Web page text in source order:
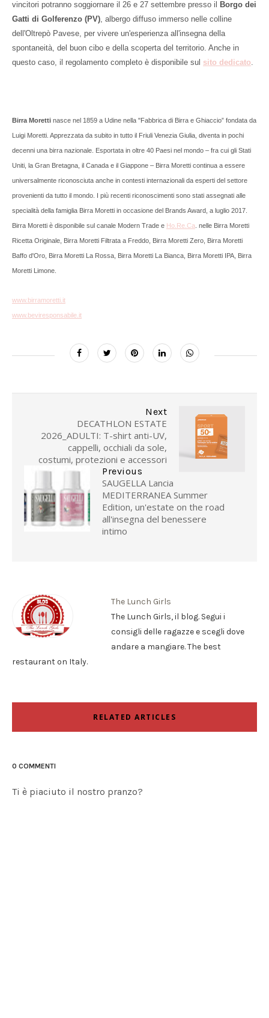
vincitori potranno soggiornare il 26 e 27 settembre presso il
Borgo dei
Gatti di Golferenzo (PV), albergo diffuso immerso nelle colline
dell'Oltrepò Pavese, per vivere un'esperienza all'insegna della
spontaneità, del buon cibo e della scoperta del territorio. Anche in
questo caso, il regolamento completo è disponibile sul sito dedicato.
Birra Moretti nasce nel 1859 a Udine nella "Fabbrica di Birra e Ghiaccio” fondata da
Luigi Moretti. Apprezzata da subito in tutto il Friuli Venezia Giulia, diventa in pochi
decenni una birra nazionale. Esportata in oltre 40 Paesi nel mondo – fra cui gli Stati
Uniti, la Gran Bretagna, il Canada e il Giappone – Birra Moretti continua a essere
universalmente riconosciuta anche in contesti internazionali da esperti del settore
provenienti da tutto il mondo. I più recenti riconoscimenti sono stati assegnati alle
specialità della famiglia Birra Moretti in occasione del Brands Award, a luglio 2017.
Birra Moretti è disponibile sul canale Modern Trade e Ho.Re.Ca . nelle Birra Moretti
Ricetta Originale, Birra Moretti Filtrata a Freddo, Birra Moretti Zero, Birra Moretti
Baffo d'Oro, Birra Moretti La Rossa, Birra Moretti La Bianca, Birra Moretti IPA, Birra
Moretti Limone.
www.birramoretti.it
www.beviresponsabile.it
Next
DECATHLON ESTATE
2026_ADULTI: T-shirt anti-UV,
cappelli, occhiali da sole,
costumi, protezioni e accessori
Previous
SAUGELLA Lancia
MEDITERRANEA Summer
Edition, un'estate on the road
all'insegna del benessere
intimo
The Lunch Girls
The Lunch Girls, il blog. Segui i
consigli delle ragazze e scegli dove
andare a mangiare. The best
restaurant on Italy.
RELATED ARTICLES
0 COMMENTI
Ti è piaciuto il nostro pranzo?